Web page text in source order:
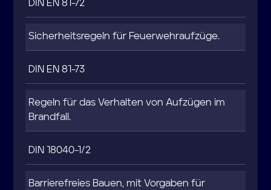
DIN EN 81-72
Sicherheitsregeln für Feuerwehraufzüge.
DIN EN 81-73
Regeln für das Verhalten von Aufzügen im
Brandfall.
DIN 18040-1/2
Barrierefreies Bauen, mit Vorgaben für